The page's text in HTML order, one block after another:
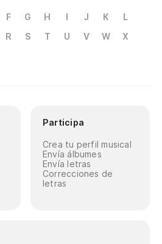
F G H I J K
L
R S T U V W
X
Participa
Crea tu perfil musical
Envía álbumes
Envía letras
Correcciones de
letras